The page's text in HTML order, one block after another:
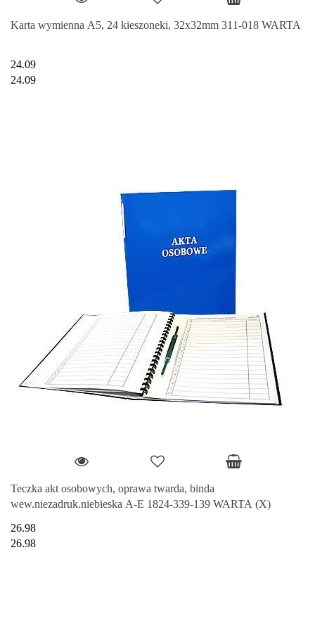
Karta wymienna A5, 24 kieszoneki, 32x32mm 311-018 WARTA
24.09
24.09
Teczka akt osobowych, oprawa twarda, binda
wew.niezadruk.niebieska A-E 1824-339-139 WARTA (X)
26.98
26.98